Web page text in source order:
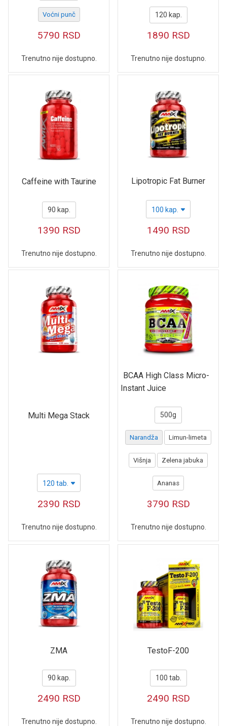
Voćni punč
5790 RSD
Trenutno nije dostupno.
120 kap.
1890 RSD
Trenutno nije dostupno.
Caffeine with Taurine
90 kap.
1390 RSD
Trenutno nije dostupno.
Lipotropic Fat Burner
100 kap.
1490 RSD
Trenutno nije dostupno.
Multi Mega Stack
120 tab.
2390 RSD
Trenutno nije dostupno.
BCAA High Class Micro-
Instant Juice
500g
Narandža Limun-limeta
Višnja Zelena jabuka
Ananas
3790 RSD
Trenutno nije dostupno.
ZMA
90 kap.
2490 RSD
Trenutno nije dostupno.
TestoF-200
100 tab.
2490 RSD
Trenutno nije dostupno.